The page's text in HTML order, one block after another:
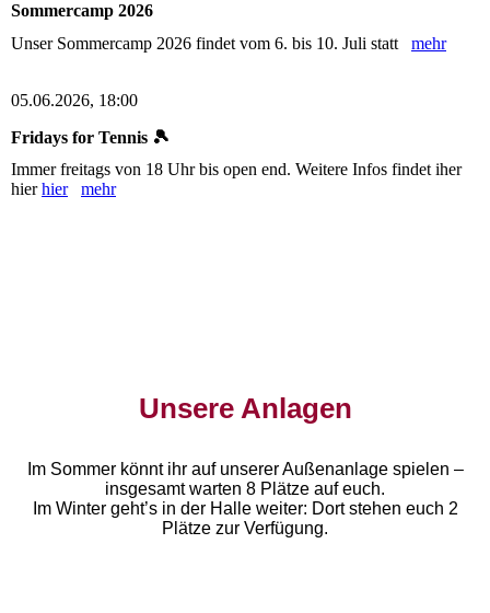
Sommercamp 2026
Unser Sommercamp 2026 findet vom 6. bis 10. Juli statt mehr
05.06.2026, 18:00
Fridays for Tennis 🎾
Immer freitags von 18 Uhr bis open end. Weitere Infos findet iher
hierhier mehr
Unsere Anlagen
Im Sommer könnt ihr auf unserer Außenanlage spielen –
insgesamt warten 8 Plätze auf euch.
Im Winter geht’s in der Halle weiter: Dort stehen euch 2
Plätze zur Verfügung.